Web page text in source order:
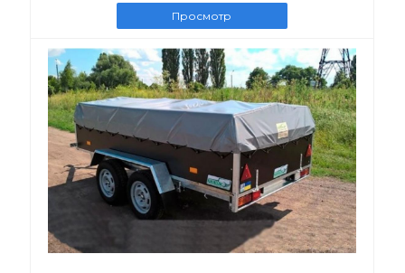
Просмотр